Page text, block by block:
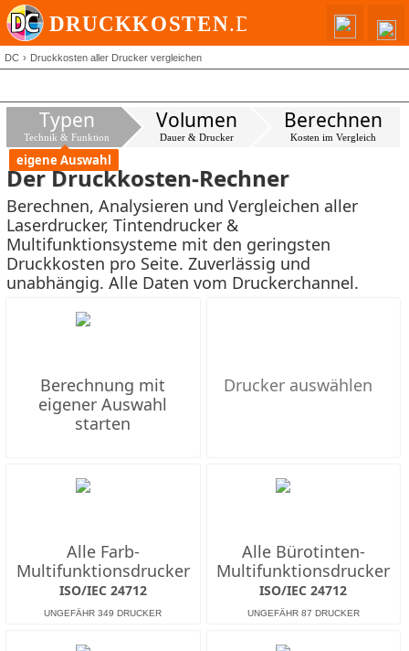
DC Druckkosten aller Drucker vergleichen
Typen
Technik & Funktion
eigene Auswahl
Volumen
Dauer & Drucker
Berechnen
Kosten im Vergleich
Der Druckkosten-Rechner
Berechnen, Analysieren und Vergleichen aller
Laserdrucker, Tintendrucker &
Multifunktionsysteme mit den geringsten
Druckkosten pro Seite. Zuverlässig und
unabhängig. Alle Daten vom Druckerchannel.
Berechnung mit
eigener Auswahl
starten
Alle Farb-
Multifunktions­drucker
ISO/IEC 24712
Alle Bürotinten-
Multifunktions­drucker
ISO/IEC 24712